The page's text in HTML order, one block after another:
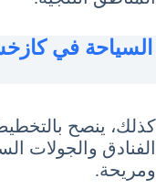
كذلك، ينصح
الفنادق والجولات
ومريحة.